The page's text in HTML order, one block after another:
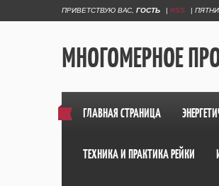
ПРИВЕТСТВУЮ ВАС ГОСТЬ | RSS |
МНОГОМЕРНОЕ
ГЛАВНАЯ СТРАНИЦА
ТЕХНИКА И ПРАКТИКА РЕЙКИ